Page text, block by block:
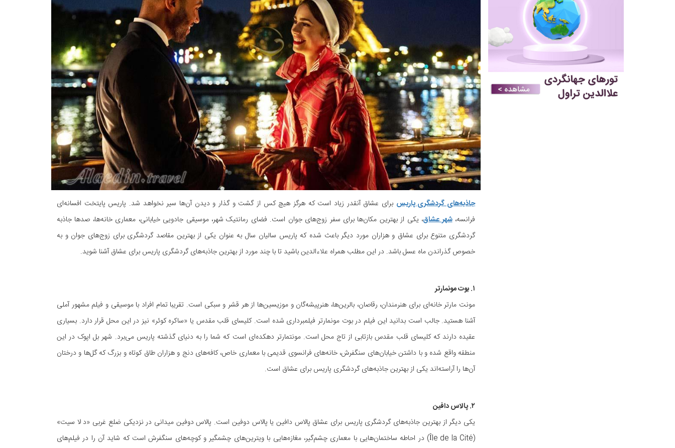
جاذبه‌های گردشگری پاریس برای عشاق آنقدر زیاد است که هرگز هیچ کس از گشت و گذار و دیدن آن‌ها سیر نخواهد شد. پاریس پایتخت افسانه‌ای
فرانسه،شهر عشاق، یکی از بهترین مکان‌ها برای سفر زوج‌های جوان است. فضای رمانتیک شهر، موسیقی جادویی خیابانی، معماری‌ خانه‌ها، صدها جاذبه
گردشگری متنوع برای عشاق و هزاران مورد دیگر باعث شده که پاریس سالیان سال به عنوان یکی از بهترین مقاصد گردشگری برای زوج‌های جوان و به
خصوص گذراندن ماه عسل باشد. در این مطلب همراه علاءالدین باشید تا با چند مورد از بهترین جاذبه‌های گردشگری پاریس برای عشاق آشنا شوید.
۱. بوت مونمارتر
مونت مارتر خانه‌ای برای هنرمندان، رقاصان، بالرین‌ها، هنرپیشه‌گان و موزیسین‌ها از هر قشر و سبکی است. تقریبا تمام افراد با موسیقی و فیلم مشهور آملی
آشنا هستید. جالب است بدانید این فیلم در بوت مونمارتر فیلمبرداری شده است. کلیسای قلب مقدس یا «ساکره کوئر» نیز در این محل قرار دارد. بسیاری
عقیده دارند که کلیسای قلب مقدس بازتابی از تاج محل است. مونتمارتر دهکده‌ای است که شما را به دنیای گذشته پاریس می‌برد. شهر بل اپوک در این
منطقه واقع شده و با داشتن خیابان‌های سنگفرش، خانه‌های فرانسوی قدیمی با معماری خاص، کافه‌های دنج و هزاران طاق کوتاه و بزرگ که گل‌ها و درختان
آن‌ها را آراسته‌اند یکی از بهترین جاذبه‌های گردشگری پاریس برای عشاق است.
۲. پالاس دافین
یکی دیگر از بهترین جاذبه‌های گردشگری پاریس برای عشاق پالاس دافین یا پالاس دوفین است. پالاس دوفین میدانی در نزدیکی ضلع غربی «د لا سیت»
(Île de la Cité) در احاطه ساختمان‌هایی با معماری چشم‌گیر، مغازه‌هایی با ویترین‌های چشمگیر و کوچه‌های سنگفرش است که شاید آن را در فیلم‌های